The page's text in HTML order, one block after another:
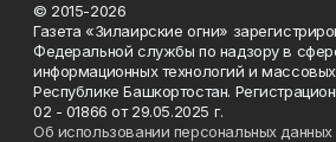
© 2015-2026
Газета «Зилаирские огни»
Федеральной службы по надзору в
информационных технологий и
Республике Башкортостан.
02 - 01866 от 29.05.2025 г.
Об использовании персональных данных